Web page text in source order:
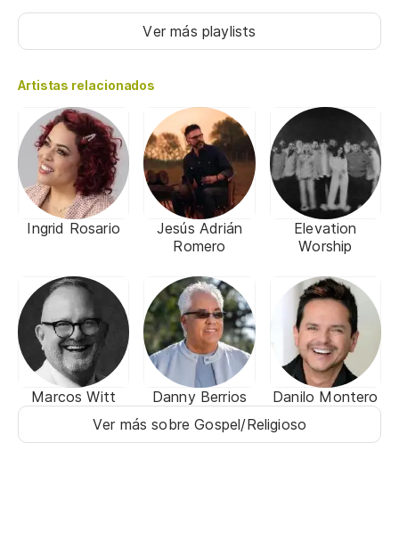
Ver más playlists
Artistas relacionados
Ingrid Rosario
Jesús Adrián
Romero
Elevation
Worship
Marcos Witt Danny Berrios
Danilo Montero
Ver más sobre Gospel/Religioso